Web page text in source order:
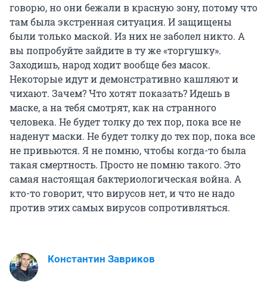
говорю, но они бежали в красную зону, потому что
там была экстренная ситуация. И защищены
были только маской. Из них не заболел никто. А
вы попробуйте зайдите в ту же «торгушку».
Заходишь, народ ходит вообще без масок.
Некоторые идут и демонстративно кашляют и
чихают. Зачем? Что хотят показать? Идешь в
маске, а на тебя смотрят, как на странного
человека. Не будет толку до тех пор, пока все не
наденут маски. Не будет толку до тех пор, пока все
не привьются. Я не помню, чтобы когда-то была
такая смертность. Просто не помню такого. Это
самая настоящая бактериологическая война. А
кто-то говорит, что вирусов нет, и что не надо
против этих самых вирусов сопротивляться.
Константин Завриков